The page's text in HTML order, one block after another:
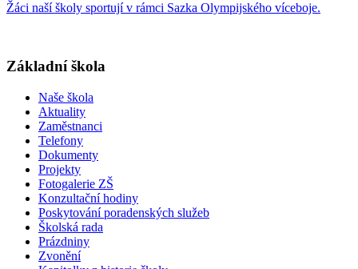
Žáci naší školy sportují v rámci Sazka Olympijského víceboje.
Základní škola
Naše škola
Aktuality
Zaměstnanci
Telefony
Dokumenty
Projekty
Fotogalerie ZŠ
Konzultační hodiny
Poskytování poradenských služeb
Školská rada
Prázdniny
Zvonění